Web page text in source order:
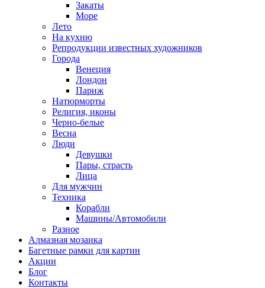
Закаты
Море
Лето
На кухню
Репродукции известных художников
Города
Венеция
Лондон
Париж
Натюрморты
Религия, иконы
Черно-белые
Весна
Люди
Девушки
Пары, страсть
Лица
Для мужчин
Техника
Корабли
Машины/Автомобили
Разное
Алмазная мозаика
Багетные рамки для картин
Акции
Блог
Контакты